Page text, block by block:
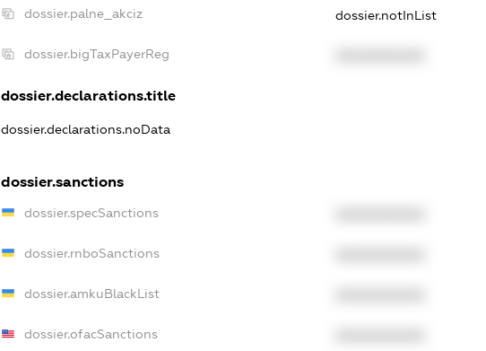
dossier.palne_akciz dossier.notInList
dossier.bigTaxPayerReg
dossier.declarations.title
dossier.declarations.noData
dossier.sanctions
dossier.specSanctions
dossier.rnboSanctions
dossier.amkuBlackList
dossier.ofacSanctions